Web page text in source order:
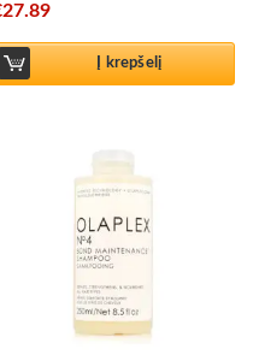
27.89
Į krepšelį